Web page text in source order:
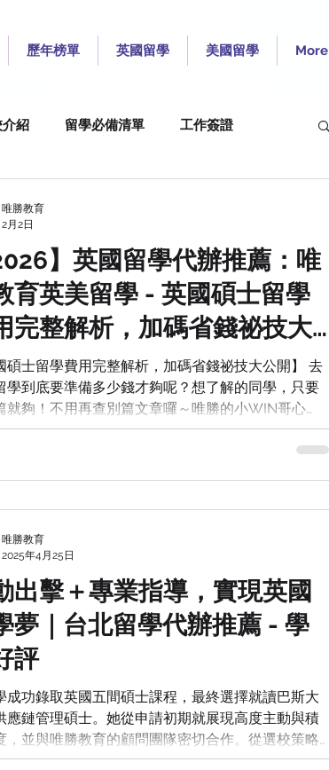
歷年榜單 英國留學 美國留學 More
紹 留學必備清單 工作簽證
for the Creative Arts
University of Liverpool
University of Southampton
Newcastle University
】英國留學代辦推薦：唯
育英美留學 - 英國碩士留學
完整解析，加碼省錢祕技大
(20226/2/2更新)
碩士留學費用完整解析，加碼省錢祕技大公開】 去
學到底要準備多少錢才夠呢？想了解的同學，只要
就夠！不用再查別篇文章囉～唯勝的小WIN哥心
可能是很多留學生(的家長們)最關心的問題了！我們
以讀英國研究所一年為例，來向各位有計畫去英國
唯勝教育
2月2日
出擊＋專業指導，實現英國
夢｜台北留學代辦推薦 - 學
評
成功錄取英國五間碩士課程，最終選擇就讀巴斯大
應鏈管理碩士。她從申請初期就展現高度主動與積
，並與唯勝教育的顧問團隊密切合作。從選校策略
撰寫與面試準備，每一步都有專業指導與快速回覆
唯勝教育
2025年4月25日